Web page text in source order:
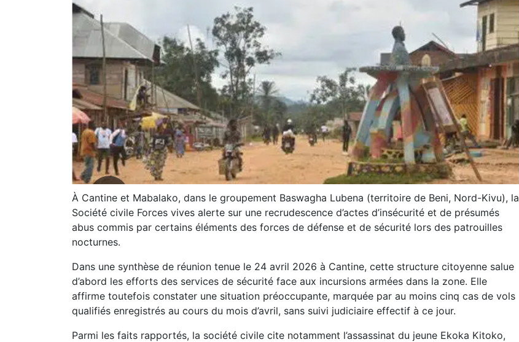
À Cantine et Mabalako, dans le groupement Baswagha Lubena (territoire de Beni, Nord-Kivu), la
Société civile Forces vives alerte sur une recrudescence d’actes d’insécurité et de présumés
abus commis par certains éléments des forces de défense et de sécurité lors des patrouilles
nocturnes.
Dans une synthèse de réunion tenue le 24 avril 2026 à Cantine, cette structure citoyenne salue
d’abord les efforts des services de sécurité face aux incursions armées dans la zone. Elle
affirme toutefois constater une situation préoccupante, marquée par au moins cinq cas de vols
qualifiés enregistrés au cours du mois d’avril, sans suivi judiciaire effectif à ce jour.
Parmi les faits rapportés, la société civile cite notamment l’assassinat du jeune Ekoka Kitoko,